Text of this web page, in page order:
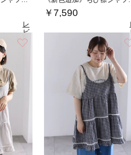
）
レ
ビ
ュ
ー
￥7,590
4.6（31）